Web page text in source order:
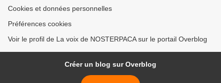
Cookies et données personnelles
Préférences cookies
Voir le profil de La voix de NOSTERPACA sur le portail Overblog
Créer un blog sur Overblog